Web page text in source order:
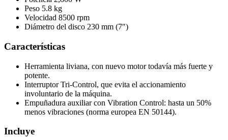
Peso 5.8 kg
Velocidad 8500 rpm
Diámetro del disco 230 mm (7″)
Características
Herramienta liviana, con nuevo motor todavía más fuerte y
potente.
Interruptor Tri-Control, que evita el accionamiento
involuntario de la máquina.
Empuñadura auxiliar con Vibration Control: hasta un 50%
menos vibraciones (norma europea EN 50144).
Incluye